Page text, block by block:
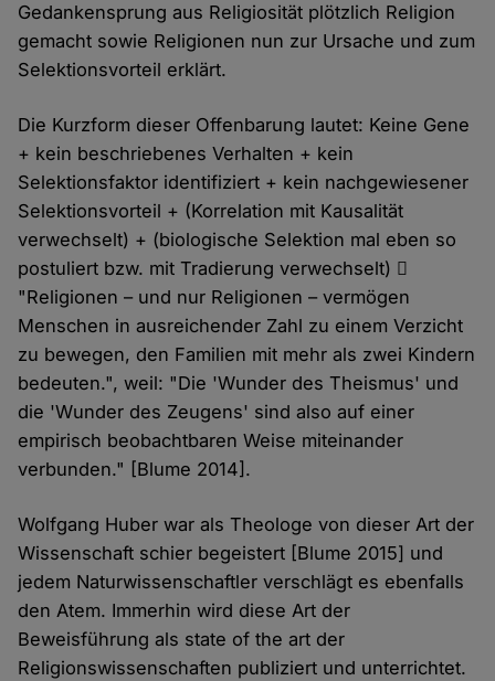
Gedankensprung aus Religiosität plötzlich Religion
gemacht sowie Religionen nun zur Ursache und zum
Selektionsvorteil erklärt.
Die Kurzform dieser Offenbarung lautet: Keine Gene
+ kein beschriebenes Verhalten + kein
Selektionsfaktor identifiziert + kein nachgewiesener
Selektionsvorteil + (Korrelation mit Kausalität
verwechselt) + (biologische Selektion mal eben so
postuliert bzw. mit Tradierung verwechselt) 
"Religionen – und nur Religionen – vermögen
Menschen in ausreichender Zahl zu einem Verzicht
zu bewegen, den Familien mit mehr als zwei Kindern
bedeuten.", weil: "Die 'Wunder des Theismus' und
die 'Wunder des Zeugens' sind also auf einer
empirisch beobachtbaren Weise miteinander
verbunden." [Blume 2014].
Wolfgang Huber war als Theologe von dieser Art der
Wissenschaft schier begeistert [Blume 2015] und
jedem Naturwissenschaftler verschlägt es ebenfalls
den Atem. Immerhin wird diese Art der
Beweisführung als state of the art der
Religionswissenschaften publiziert und unterrichtet.